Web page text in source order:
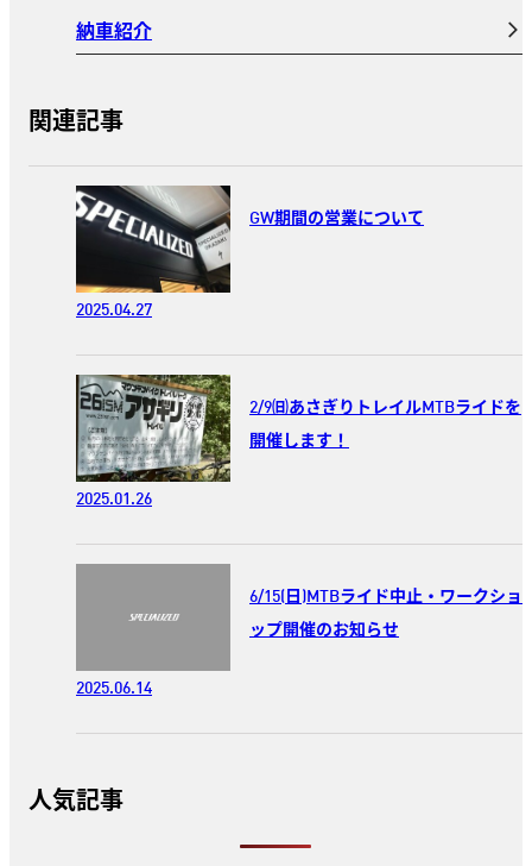
納車紹介
関連記事
GW期間の営業について
2025.04.27
2/9㈰あさぎりトレイルMTBライドを
開催します！
2025.01.26
6/15(日)MTBライド中止・ワークショ
ップ開催のお知らせ
2025.06.14
人気記事